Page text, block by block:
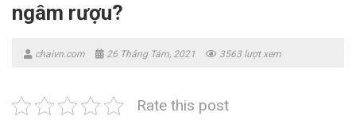
ngâm rượu?
chaivn.com 26 Tháng Tám, 2021 3563 lượt xem
Rate this post